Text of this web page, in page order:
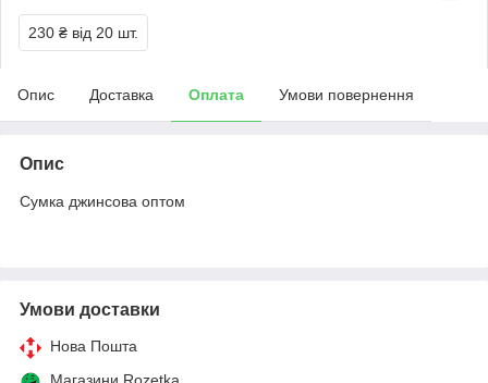
230 ₴ від 20 шт.
Опис Доставка Оплата Умови повернення
Опис
Сумка джинсова оптом
Умови доставки
Нова Пошта
Магазини Rozetka